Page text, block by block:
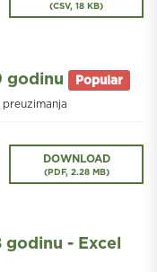
(CSV, 18 KB)
godinu Popular
DOWNLOAD
(PDF, 2.28 MB)
godinu - Excel